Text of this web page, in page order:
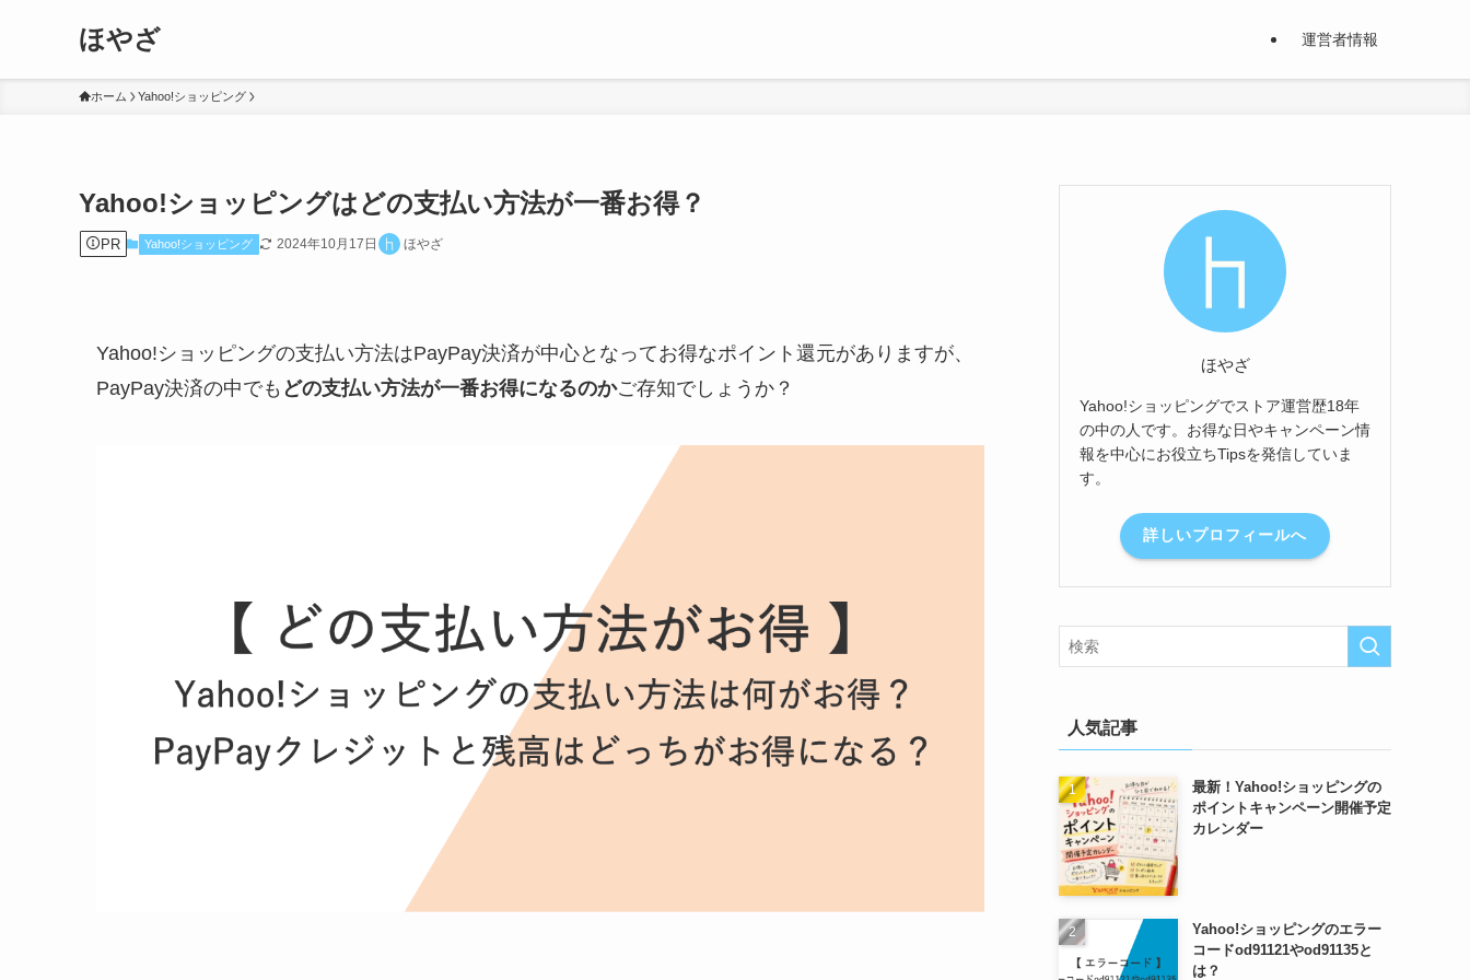
ほやざ 運営者情報
ホーム Yahoo!ショッピング
Yahoo!ショッピングはどの支払い方法が一番お得？
PR Yahoo!ショッピング 2024年10月17日 ほやざ
Yahoo!ショッピングの支払い方法はPayPay決済が中心となってお得なポイント還元がありますが、
PayPay決済の中でも どの支払い方法が一番お得になるのかご存知でしょうか？
ほやざ
Yahoo!ショッピングでストア運営歴18年
の中の人です。お得な日やキャンペーン情
報を中心にお役立ちTipsを発信していま
す。
詳しいプロフィールへ
人気記事
最新！Yahoo!ショッピングの
ポイントキャンペーン開催予定
カレンダー
Yahoo!ショッピングのエラー
コードod91121やod91135と
は？